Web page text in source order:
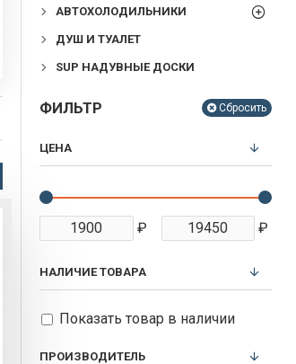
АВТОХОЛОДИЛЬНИКИ
ДУШ И ТУАЛЕТ
SUP НАДУВНЫЕ ДОСКИ
ФИЛЬТР Сбросить
ЦЕНА
₽ ₽
ПРОИЗВОДИТЕЛЬ
НАЛИЧИЕ ТОВАРА
Показать товар в наличии